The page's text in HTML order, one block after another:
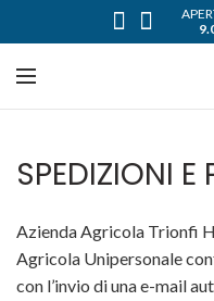
SPEDIZIONI E
Azienda Agricola Trionfi
Agricola Unipersonale
con l’invio di una e-mail